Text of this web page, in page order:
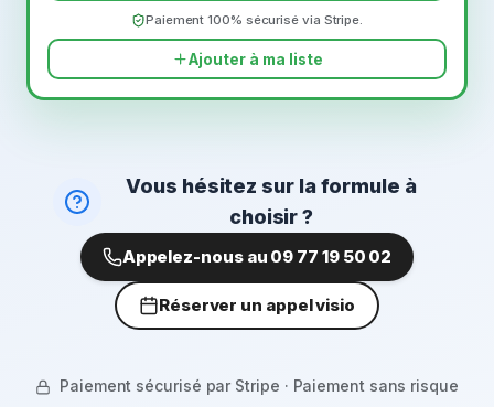
Paiement 100% sécurisé via Stripe.
Ajouter à ma liste
Vous hésitez sur la formule à
choisir ?
Appelez-nous au 09 77 19 50 02
Réserver un appel visio
Paiement sécurisé par Stripe · Paiement sans risque